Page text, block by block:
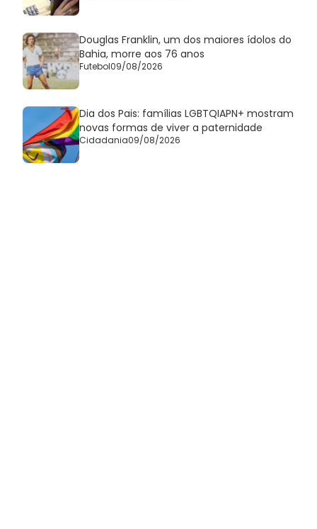
Douglas Franklin, um dos maiores ídolos do
Bahia, morre aos 76 anos
Futebol09/08/2026
Dia dos Pais: famílias LGBTQIAPN+ mostram
novas formas de viver a paternidade
Cidadania09/08/2026